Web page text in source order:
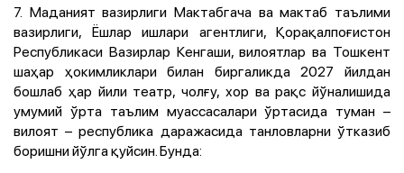
7. Маданият вазирлиги Мактабгача ва мактаб таълими
вазирлиги, Ёшлар ишлари агентлиги, Қорақалпоғистон
Республикаси Вазирлар Кенгаши, вилоятлар ва Тошкент
шаҳар ҳокимликлари билан биргаликда 2027 йилдан
бошлаб ҳар йили театр, чолғу, хор ва рақс йўналишида
умумий ўрта таълим муассасалари ўртасида туман –
вилоят – республика даражасида танловларни ўтказиб
боришни йўлга қуйсин. Бунда: